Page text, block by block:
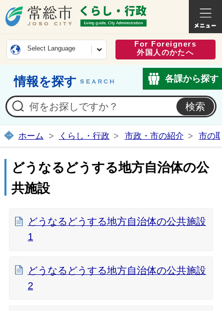
常総市公式ホームページ
くらし
Select Language
For Foreigners
外国人のかたへ
情報を探す 各課から探す
ホーム くらし・行政 市政・市の紹介 市の
どうなるどうする地方自治体の公
共施設
どうなるどうする地方自治体の公共施設
1
どうなるどうする地方自治体の公共施設
2